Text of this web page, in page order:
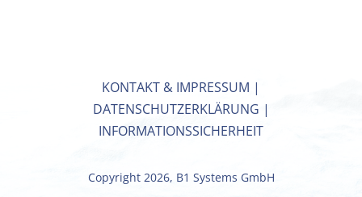
KONTAKT & IMPRESSUM |
DATENSCHUTZERKLÄRUNG |
INFORMATIONSSICHERHEIT
Copyright 2026, B1 Systems GmbH